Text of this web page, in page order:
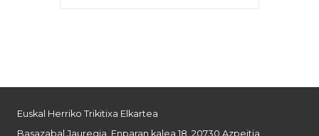
Euskal Herriko Trikitixa Elkartea
Basazabal Jauregia, Enparan kalea 18, 20730 Azpeitia